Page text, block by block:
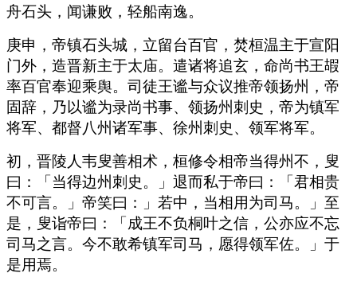
舟石头，闻谦败，轻船南逸。
庚申，帝镇石头城，立留台百官，焚桓温主于宣阳
门外，造晋新主于太庙。遣诸将追玄，命尚书王嘏
率百官奉迎乘舆。司徒王谧与众议推帝领扬州，帝
固辞，乃以谧为录尚书事、领扬州刺史，帝为镇军
将军、都督八州诸军事、徐州刺史、领军将军。
初，晋陵人韦叟善相术，桓修令相帝当得州不，叟
曰：「当得边州刺史。」退而私于帝曰：「君相贵
不可言。」帝笑曰：」若中，当相用为司马。」至
是，叟诣帝曰：「成王不负桐叶之信，公亦应不忘
司马之言。今不敢希镇军司马，愿得领军佐。」于
是用焉。